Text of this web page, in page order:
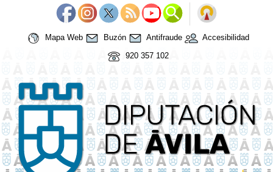
Mapa Web Buzón Antifraude
Accesibilidad
920 357 102